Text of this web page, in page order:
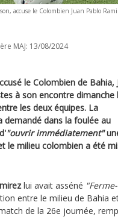
accuse le Colombien Juan Pablo
MAJ: 13/08/2024
le Colombien de Bahia,
à son encontre dimanche
les deux équipes. La
demandé dans la foulée au
"ouvrir immédiatement"
le milieu colombien a été
lui avait asséné
entre le milieu de Bahia
de la 26e journée,